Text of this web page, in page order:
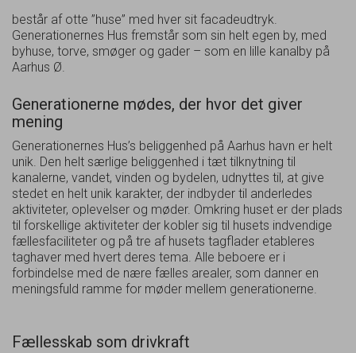
består af otte ”huse” med hver sit facadeudtryk.
Generationernes Hus fremstår som sin helt egen by, med
byhuse, torve, smøger og gader – som en lille kanalby på
Aarhus Ø.
Generationerne mødes, der hvor det giver
mening
Generationernes Hus’s beliggenhed på Aarhus havn er helt
unik. Den helt særlige beliggenhed i tæt tilknytning til
kanalerne, vandet, vinden og bydelen, udnyttes til, at give
stedet en helt unik karakter, der indbyder til anderledes
aktiviteter, oplevelser og møder. Omkring huset er der plads
til forskellige aktiviteter der kobler sig til husets indvendige
fællesfaciliteter og på tre af husets tagflader etableres
taghaver med hvert deres tema. Alle beboere er i
forbindelse med de nære fælles arealer, som danner en
meningsfuld ramme for møder mellem generationerne.
Fællesskab som drivkraft